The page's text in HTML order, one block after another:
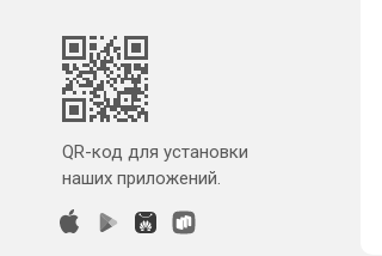
QR-код для установки
наших приложений.